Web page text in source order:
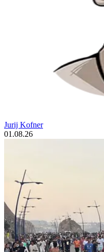
Jurij Kofner
01.08.26